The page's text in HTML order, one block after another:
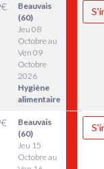
€
Beauvais
(60)
Jeu 08
Octobre au
Ven 09
Octobre
2026
Hygiène
alimentaire
€
Beauvais
(60)
Jeu 15
Octobre au